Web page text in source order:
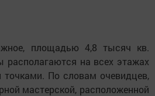
площадью 4,8 тысяч кв.
располагаются на всех этажах
По словам очевидцев,
мастерской, расположенной